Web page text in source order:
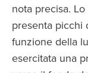
nota precisa.
presenta picchi
funzione della
esercitata una